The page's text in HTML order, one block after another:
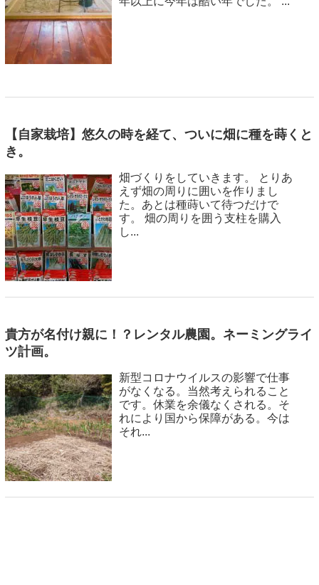
【自家栽培】悠久の時を経て、ついに畑に種を蒔くと
き。
畑づくりをしていきます。 とりあ
えず畑の周りに囲いを作りまし
た。あとは種蒔いて待つだけで
す。 畑の周りを囲う支柱を購入
し...
貴方が名付け親に！？レンタル農園。ネーミングライ
ツ計画。
新型コロナウイルスの影響で仕事
がなくなる。当然考えられること
です。休業を余儀なくされる。そ
れにより国から保障がある。今は
それ...